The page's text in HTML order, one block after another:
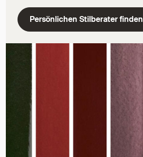
Persönlichen Stilberater finden